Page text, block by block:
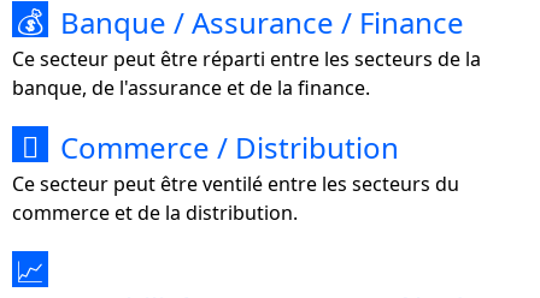
💰 Banque / Assurance / Finance
Ce secteur peut être réparti entre les secteurs de la
banque, de l'assurance et de la finance.
 Commerce / Distribution
Ce secteur peut être ventilé entre les secteurs du
commerce et de la distribution.
📈